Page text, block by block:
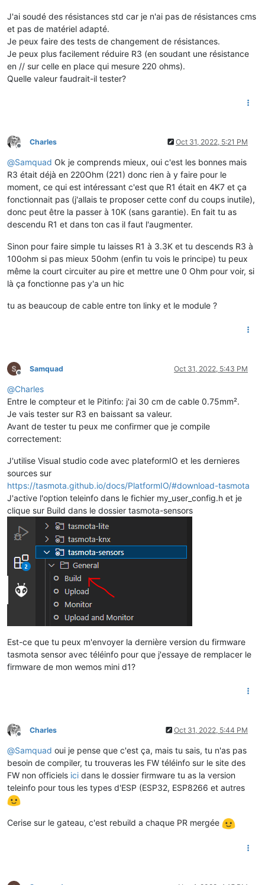
J'ai soudé des résistances std car je n'ai pas de résistances cms
et pas de matériel adapté.
Je peux faire des tests de changement de résistances.
Je peux plus facilement réduire R3 (en soudant une résistance
en // sur celle en place qui mesure 220 ohms).
Quelle valeur faudrait-il tester?
Offline
Charles Oct 31, 2022, 5:21 PM
@Samquad Ok je comprends mieux, oui c'est les bonnes mais
R3 était déjà en 220Ohm (221) donc rien à y faire pour le
moment, ce qui est intéressant c'est que R1 était en 4K7 et ça
fonctionnait pas (j'allais te proposer cette conf du coups inutile),
donc peut être la passer à 10K (sans garantie). En fait tu as
descendu R1 et dans ton cas il faut l'augmenter.
Sinon pour faire simple tu laisses R1 à 3.3K et tu descends R3 à
100ohm si pas mieux 50ohm (enfin tu vois le principe) tu peux
même la court circuiter au pire et mettre une 0 Ohm pour voir, si
là ça fonctionne pas y'a un hic
tu as beaucoup de cable entre ton linky et le module ?
Offline
Samquad Oct 31, 2022, 5:43 PM
@Charles
Entre le compteur et le Pitinfo: j'ai 30 cm de cable 0.75mm².
Je vais tester sur R3 en baissant sa valeur.
Avant de tester tu peux me confirmer que je compile
correctement:
J'utilise Visual studio code avec plateformIO et les dernieres
sources sur
https://tasmota.github.io/docs/PlatformIO/#download-tasmota
J'active l'option teleinfo dans le fichier my_user_config.h et je
clique sur Build dans le dossier tasmota-sensors
Est-ce que tu peux m'envoyer la dernière version du firmware
tasmota sensor avec téléinfo pour que j'essaye de remplacer le
firmware de mon wemos mini d1?
Offline
Charles Oct 31, 2022, 5:44 PM
@Samquad oui je pense que c'est ça, mais tu sais, tu n'as pas
besoin de compiler, tu trouveras les FW téléinfo sur le site des
FW non officiels ici dans le dossier firmware tu as la version
teleinfo pour tous les types d'ESP (ESP32, ESP8266 et autres
Cerise sur le gateau, c'est rebuild a chaque PR mergée